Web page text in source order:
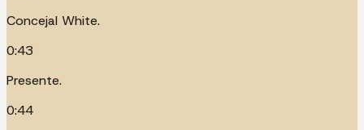
Concejal White.
0:43
Presente.
0:44